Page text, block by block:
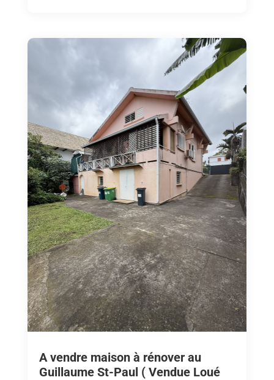
A vendre maison à rénover au
Guillaume St-Paul ( Vendue Loué